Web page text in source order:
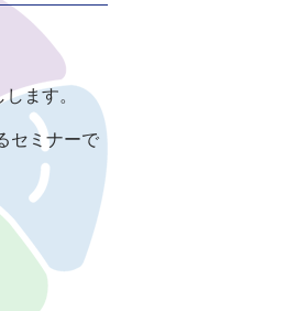
します。
セミナーで